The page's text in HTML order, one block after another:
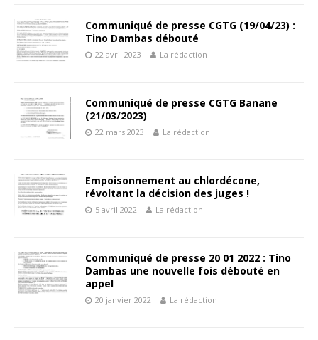
Communiqué de presse CGTG (19/04/23) :
Tino Dambas débouté
22 avril 2023 La rédaction
Communiqué de presse CGTG Banane
(21/03/2023)
22 mars 2023 La rédaction
Empoisonnement au chlordécone,
révoltant la décision des juges !
5 avril 2022 La rédaction
Communiqué de presse 20 01 2022 : Tino
Dambas une nouvelle fois débouté en
appel
20 janvier 2022 La rédaction